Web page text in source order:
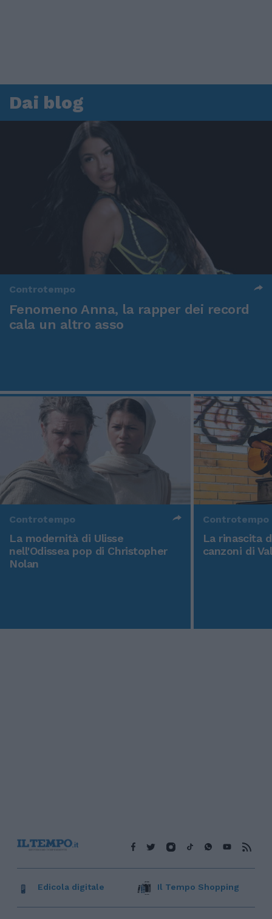
Dai blog
Controtempo
Fenomeno Anna, la rapper dei record
cala un altro asso
Controtempo
La modernità di Ulisse
nell'Odissea pop di Christopher
Nolan
Controtempo
La rinascita
canzoni di
Edicola digitale Il Tempo Shopping